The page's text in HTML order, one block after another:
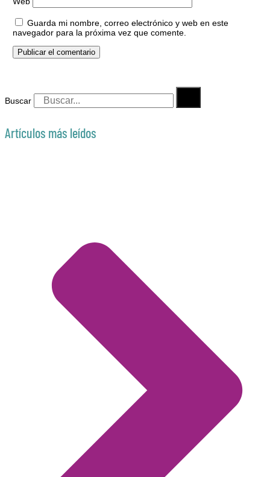
Guarda mi nombre, correo electrónico y web en este
navegador para la próxima vez que comente.
Buscar
Artículos más leídos